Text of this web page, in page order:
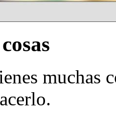
muchas